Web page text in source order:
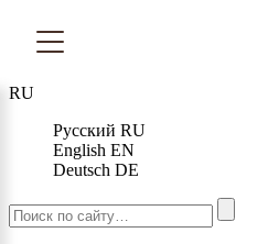
RU
Русский RU
English EN
Deutsch DE